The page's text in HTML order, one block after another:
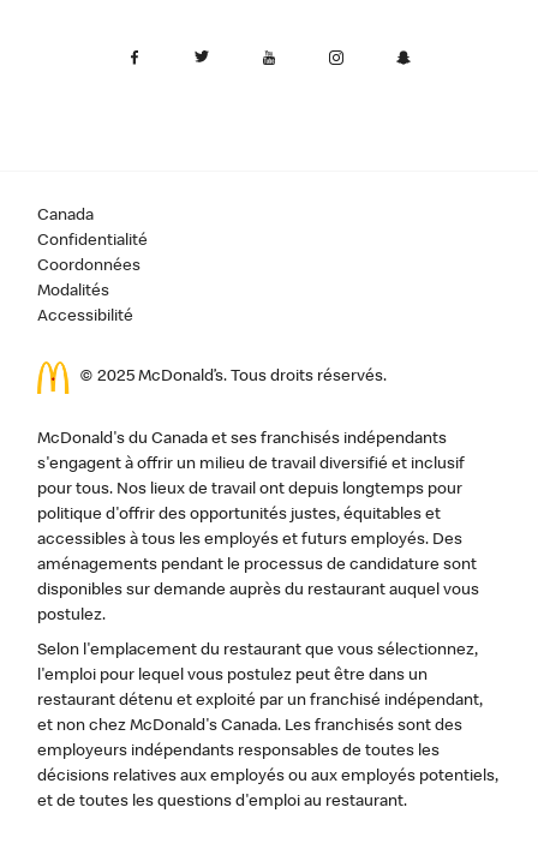
Canada
Confidentialité
Coordonnées
Modalités
Accessibilité
© 2025 McDonald’s. Tous droits réservés.
McDonald's du Canada et ses franchisés indépendants
s'engagent à offrir un milieu de travail diversifié et inclusif
pour tous. Nos lieux de travail ont depuis longtemps pour
politique d'offrir des opportunités justes, équitables et
accessibles à tous les employés et futurs employés. Des
aménagements pendant le processus de candidature sont
disponibles sur demande auprès du restaurant auquel vous
postulez.
Selon l'emplacement du restaurant que vous sélectionnez,
l'emploi pour lequel vous postulez peut être dans un
restaurant détenu et exploité par un franchisé indépendant,
et non chez McDonald's Canada. Les franchisés sont des
employeurs indépendants responsables de toutes les
décisions relatives aux employés ou aux employés potentiels,
et de toutes les questions d'emploi au restaurant.